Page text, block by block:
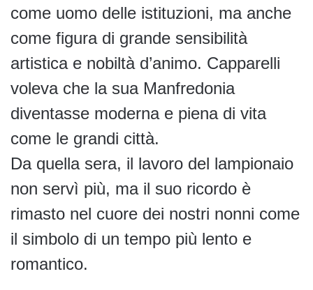
come uomo delle istituzioni, ma anche
come figura di grande sensibilità
artistica e nobiltà d’animo. Capparelli
voleva che la sua Manfredonia
diventasse moderna e piena di vita
come le grandi città.
Da quella sera, il lavoro del lampionaio
non servì più, ma il suo ricordo è
rimasto nel cuore dei nostri nonni come
il simbolo di un tempo più lento e
romantico.